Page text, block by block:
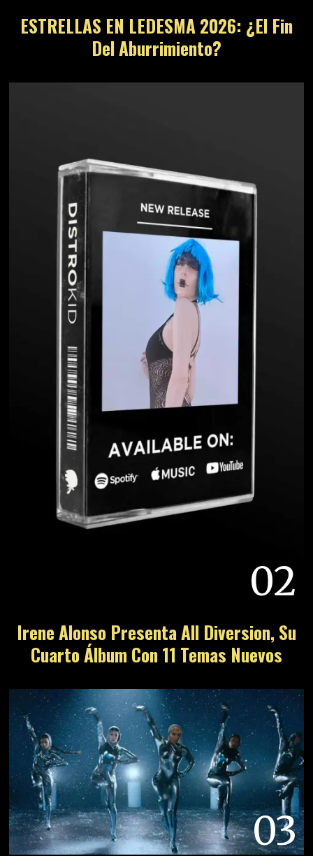
ESTRELLAS EN LEDESMA 2026: ¿El Fin
Del Aburrimiento?
02
Irene Alonso Presenta All Diversion, Su
Cuarto Álbum Con 11 Temas Nuevos
03